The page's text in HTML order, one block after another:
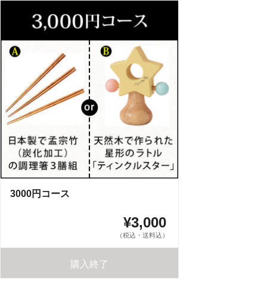
3000円コース
¥3,000
（税込・送料込）
購入終了